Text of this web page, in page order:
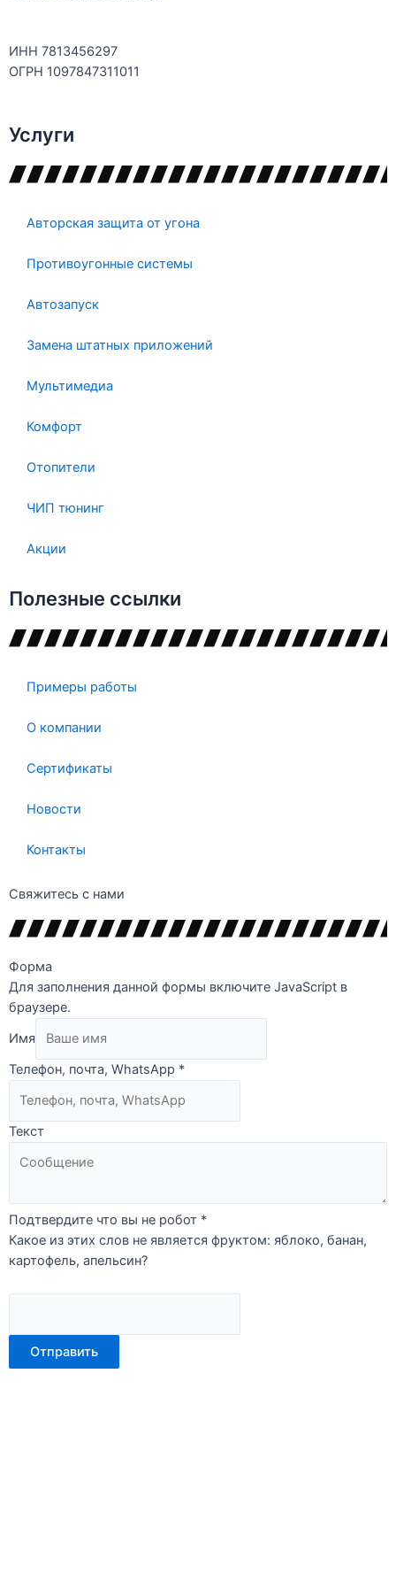
ИНН 7813456297
ОГРН 1097847311011
Услуги
Авторская защита от угона
Противоугонные системы
Автозапуск
Замена штатных приложений
Мультимедиа
Комфорт
Отопители
ЧИП тюнинг
Акции
Полезные ссылки
Примеры работы
О компании
Сертификаты
Новости
Контакты
Свяжитесь с нами
Форма
Для заполнения данной формы включите JavaScript в
браузере.
Имя
Телефон, почта, WhatsApp *
Текст
Подтвердите что вы не робот *
Какое из этих слов не является фруктом: яблоко, банан,
картофель, апельсин?
Отправить